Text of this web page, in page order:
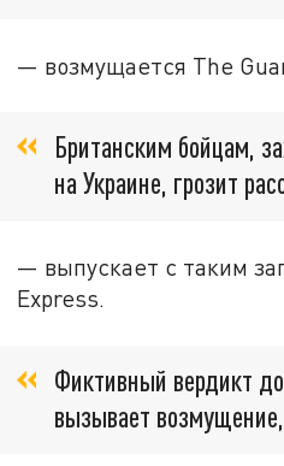
— возмущается The
Британским бойцам,
на Украине, грозит
— выпускает с таким
Express.
Фиктивный вердикт
вызывает возмущение,